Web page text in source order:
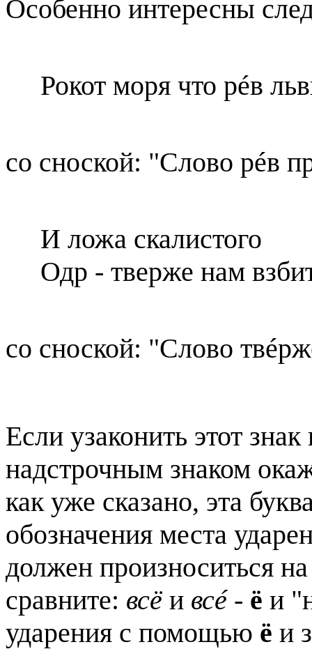
Особенно интересны
Рокот моря что рéв
со сноской: "Слово рéв
И ложа скалистого
Одр - тверже нам
со сноской: "Слово
Если узаконить этот
надстрочным знаком
как уже сказано, эта
обозначения места
должен произноситься
сравните: всё и всé- ё и
ударения с помощью ё и